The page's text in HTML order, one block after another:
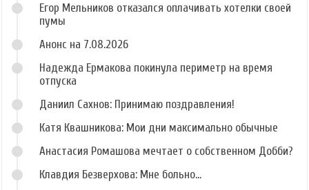
Егор Мельников отказался оплачивать хотелки своей
пумы
Анонс на 7.08.2026
Надежда Ермакова покинула периметр на время
отпуска
Даниил Сахнов: Принимаю поздравления!
Катя Квашникова: Мои дни максимально обычные
Анастасия Ромашова мечтает о собственном Добби?
Клавдия Безверхова: Мне больно...